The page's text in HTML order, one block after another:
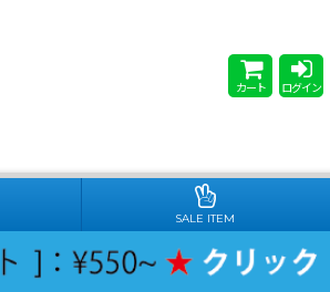
カート ログイン
SALE ITEM